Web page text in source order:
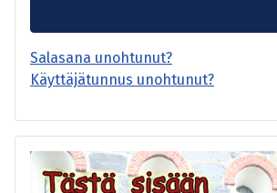
Salasana unohtunut?
Käyttäjätunnus unohtunut?